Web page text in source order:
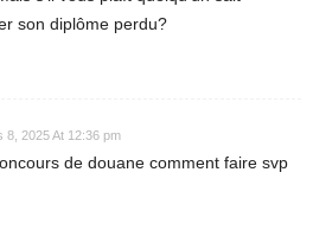
son diplôme perdu?
8, 2025 At 12:36 pm
de douane comment faire svp